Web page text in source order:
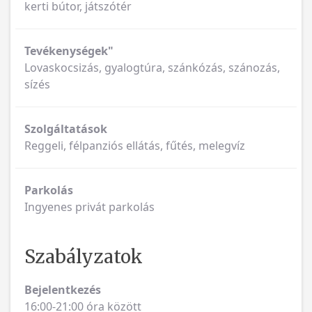
kerti bútor, játszótér
Tevékenységek"
Lovaskocsizás, gyalogtúra, szánkózás, szánozás,
sízés
Szolgáltatások
Reggeli, félpanziós ellátás, fűtés, melegvíz
Parkolás
Ingyenes privát parkolás
Szabályzatok
Bejelentkezés
16:00-21:00 óra között